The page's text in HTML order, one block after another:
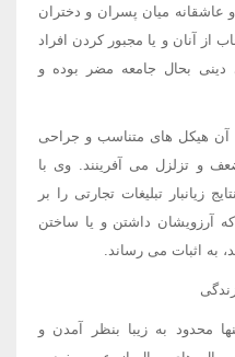
عاشقانه میان پسران و دختران
از آنان و یا مجبور کردن افراد
دینی بحال جامعه مضر بوده و
آن هیکل های متناسب و جراحی
و تزلزل می آفرینند. وی با
زیانبار تبلیغات تجارتی را بر
آرزویشان داشتن و یا ساختن
به اثبات می رساند.
محدود به زیبا بنظر آمدن و